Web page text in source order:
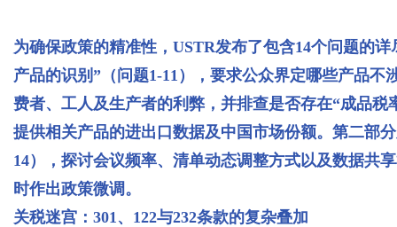
为确保政策的精准性，USTR发布了包含14个问题的
产品的识别”（问题1-11），要求公众界定哪些产品
费者、工人及生产者的利弊，并排查是否存在“成品
提供相关产品的进出口数据及中国市场份额。第二部
14），探讨会议频率、清单动态调整方式以及数据共
时作出政策微调。
关税迷宫：301、122与232条款的复杂叠加